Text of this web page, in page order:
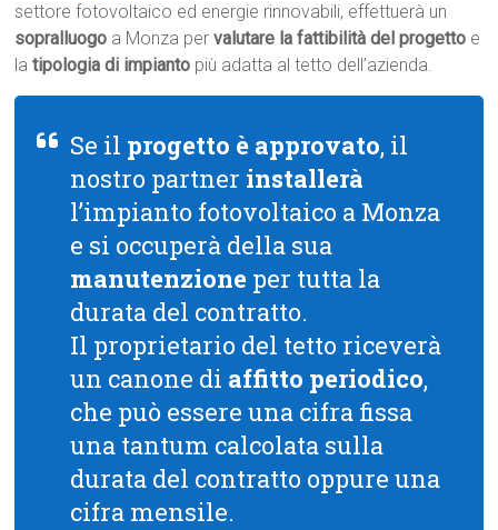
settore fotovoltaico ed energie rinnovabili, effettuerà un
sopralluogo a Monza pervalutare la fattibilità del progetto e
latipologia di impianto più adatta al tetto dell’azienda.
Se il progetto è approvato, il
nostro partner installerà
l’impianto fotovoltaico a Monza
e si occuperà della sua
manutenzione per tutta la
durata del contratto.
Il proprietario del tetto riceverà
un canone di affitto periodico,
che può essere una cifra fissa
una tantum calcolata sulla
durata del contratto oppure una
cifra mensile.